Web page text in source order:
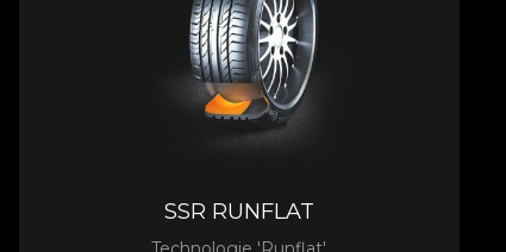
SSR RUNFLAT